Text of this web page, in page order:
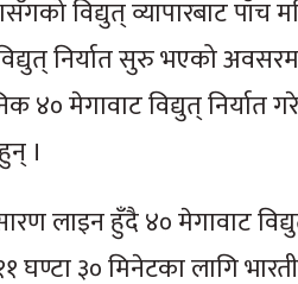
विद्युत् व्यापारबाट पाँच
निर्यात सुरु भएको
४० मेगावाट विद्युत् निर्यात
।
लाइन हुँदै ४० मेगावाट
घण्टा ३० मिनेटका लागि